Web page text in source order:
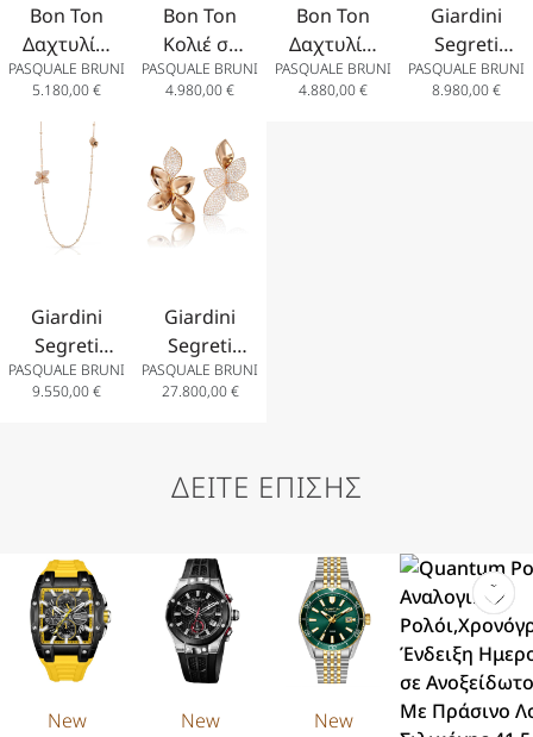
Bon Ton
Δαχτυλίδι
σε 18Κ Ροζ
Χρυσό με
Αμέθυστο
Διαμάντια
PASQUALE BRUNI
5.180,00€
Bon Ton
Κολιέ σε
18Κ Ροζ
Χρυσό με
Τοπάζιο
της
Αφροδίτης
και
PASQUALE BRUNI
4.980,00€
Bon Ton
Δαχτυλίδι
σε 18Κ Ροζ
Χρυσό με
PASQUALE BRUNI
4.880,00€
Giardini
Segreti
Δαχτυλίδι
Πέντε
PASQUALE BRUNI
8.980,00€
Giardini
Segreti
Opera
Κολιέ σε
PASQUALE BRUNI
9.550,00€
Giardini
Segreti
Σκουλαρίκια
σε 18Κ Ροζ
PASQUALE BRUNI
27.800,00€
ΔΕΙΤΕ ΕΠΙΣΗΣ
New
New
New